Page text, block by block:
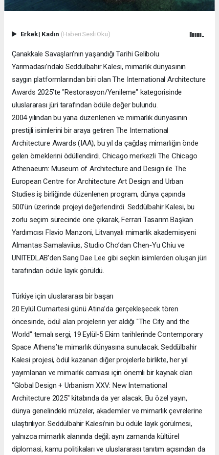
Erkek| Kadın (Haberi Sesli Oku)
Çanakkale Savaşları’nın yaşandığı Tarihi Gelibolu
Yarımadası’ndaki Seddülbahir Kalesi, mimarlık dünyasının
saygın platformlarından biri olan The International Architecture
Awards 2025’te "Restorasyon/Yenileme" kategorisinde
uluslararası jüri tarafından ödüle değer bulundu.
2004 yılından bu yana düzenlenen ve mimarlık dünyasının
prestijli isimlerini bir araya getiren The International
Architecture Awards (IAA), bu yıl da çağdaş mimarlığın önde
gelen örneklerini ödüllendirdi. Chicago merkezli The Chicago
Athenaeum: Museum of Architecture and Design ile The
European Centre for Architecture Art Design and Urban
Studies iş birliğinde düzenlenen program, dünya çapında
500’ün üzerinde projeyi değerlendirdi. Seddülbahir Kalesi, bu
zorlu seçim sürecinde öne çıkarak, Ferrari Tasarım Başkan
Yardımcısı Flavio Manzoni, Litvanyalı mimarlık akademisyeni
Almantas Samalaviius, Studio Cho’dan Chen-Yu Chiu ve
UNITEDLAB’den Sang Dae Lee gibi seçkin isimlerden oluşan jüri
tarafından ödüle layık görüldü.
Türkiye için uluslararası bir başarı
20 Eylül Cumartesi günü Atina’da gerçekleşecek tören
öncesinde, ödül alan projelerin yer aldığı "The City and the
World" temalı sergi, 19 Eylül-5 Ekim tarihlerinde Contemporary
Space Athens’te mimarlık dünyasına sunulacak. Seddülbahir
Kalesi projesi, ödül kazanan diğer projelerle birlikte, her yıl
yayımlanan ve mimarlık camiası için önemli bir kaynak olan
"Global Design + Urbanism XXV: New International
Architecture 2025" kitabında da yer alacak. Bu özel yayın,
dünya genelindeki müzeler, akademiler ve mimarlık çevrelerine
ulaştırılıyor. Seddülbahir Kalesi’nin bu ödüle layık görülmesi,
yalnızca mimarlık alanında değil; aynı zamanda kültürel
diplomasi, kamu politikaları ve uluslararası tanıtım açısından da